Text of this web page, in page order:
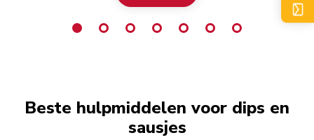
Beste hulpmiddelen voor dips en
sausjes